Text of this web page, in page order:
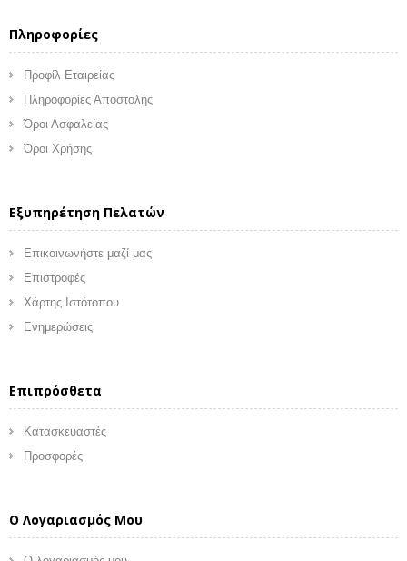
Πληροφορίες
Προφίλ Εταιρείας
Πληροφορίες Αποστολής
Όροι Ασφαλείας
Όροι Χρήσης
Εξυπηρέτηση Πελατών
Επικοινωνήστε μαζί μας
Επιστροφές
Χάρτης Ιστότοπου
Ενημερώσεις
Επιπρόσθετα
Κατασκευαστές
Προσφορές
Ο Λογαριασμός Μου